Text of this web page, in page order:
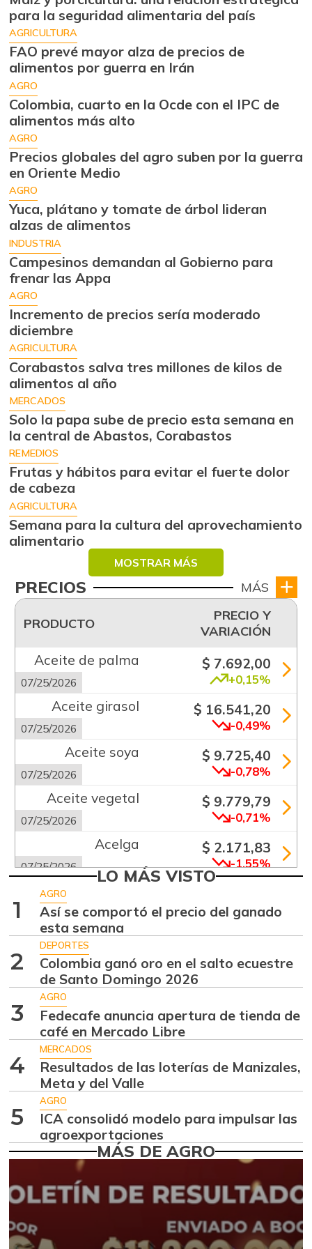
para la seguridad alimentaria del país
AGRICULTURA
FAO prevé mayor alza de precios de
alimentos por guerra en Irán
AGRO
Colombia, cuarto en la Ocde con el IPC de
alimentos más alto
AGRO
Precios globales del agro suben por la guerra
en Oriente Medio
AGRO
Yuca, plátano y tomate de árbol lideran
alzas de alimentos
INDUSTRIA
Campesinos demandan al Gobierno para
frenar las Appa
AGRO
Incremento de precios sería moderado
diciembre
AGRICULTURA
Corabastos salva tres millones de kilos de
alimentos al año
MERCADOS
Solo la papa sube de precio esta semana en
la central de Abastos, Corabastos
REMEDIOS
Frutas y hábitos para evitar el fuerte dolor
de cabeza
AGRICULTURA
Semana para la cultura del aprovechamiento
alimentario
MOSTRAR MÁS
PRECIOS MÁS
PRODUCTO
PRECIO Y
VARIACIÓN
Aceite de palma
07/25/2026
$ 7.692,00
+0,15%
Aceite girasol
07/25/2026
$ 16.541,20
-0,49%
Aceite soya
07/25/2026
$ 9.725,40
-0,78%
Aceite vegetal
07/25/2026
$ 9.779,79
-0,71%
Acelga
07/25/2026
$ 2.171,83
-1,55%
Aguacate común
07/25/2026 +6,24%
Aguacate hass
07/25/2026
$ 7.289,10
Aguacate
07/25/2026
$ 8.366,30
-1,18%
Ahuyama
07/25/2026 -0,51%
Ahuyamín
07/25/2026
$ 1.672,87
Ajo
07/25/2026
$ 6.102,86
-2,18%
Ají dulce
01/17/2015
$ 2.880,14
+4,83%
$ 3.229,50
LO MÁS VISTO
1
AGRO
Así se comportó el precio del ganado
esta semana
2
DEPORTES
Colombia ganó oro en el salto ecuestre
de Santo Domingo 2026
3
AGRO
Fedecafe anuncia apertura de tienda de
café en Mercado Libre
4
MERCADOS
Resultados de las loterías de Manizales,
Meta y del Valle
5
AGRO
ICA consolidó modelo para impulsar las
agroexportaciones
MÁS DE AGRO